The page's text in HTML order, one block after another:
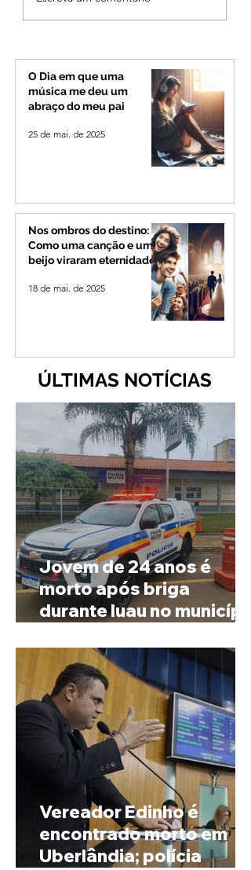
encontrado morto em
Uberlândia; polícia
O Dia em que uma
música me deu um
abraço do meu pai
25 de mai. de 2025
Nos ombros do destino:
Como uma canção e um
beijo viraram eternidade
18 de mai. de 2025
ÚLTIMAS NOTÍCIAS
Jovem de 24 anos é
morto após briga
durante luau no município
Vereador Edinho é
encontrado morto em
Uberlândia; polícia